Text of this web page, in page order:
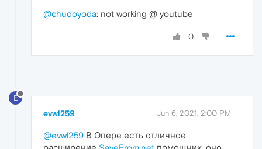
@chudoyoda: not working @ youtube
0
E
evwl259 Jun 6, 2021, 2:00 PM
@evwl259 В Опере есть отличное